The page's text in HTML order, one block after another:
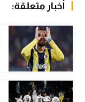
كرة يد
كرة طائرة
الوطن العربي
في المونديال
أخبار متعلقة: